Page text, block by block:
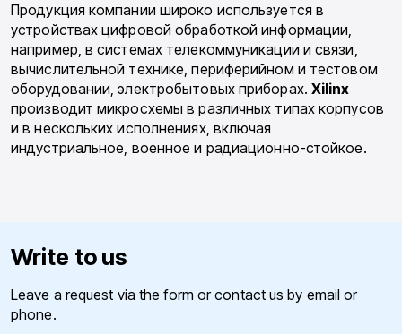
Продукция компании широко используется в
устройствах цифровой обработкой информации,
например, в системах телекоммуникации и связи,
вычислительной технике, периферийном и тестовом
оборудовании, электробытовых приборах. Xilinx
производит микросхемы в различных типах корпусов
и в нескольких исполнениях, включая
индустриальное, военное и радиационно-стойкое.
Write to us
Leave a request via the form or contact us by email or
phone.